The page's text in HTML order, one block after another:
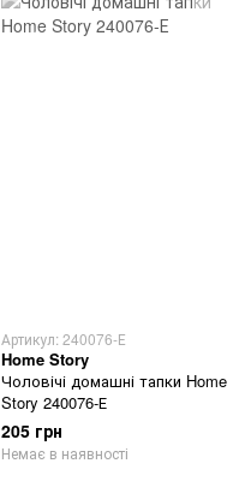
Артикул: 240076-Е
Home Story
Чоловічі домашні тапки Home
Story 240076-Е
205 грн
Немає в наявності